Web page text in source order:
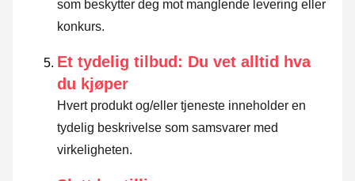
som beskytter deg mot manglende levering eller
konkurs.
Et tydelig tilbud: Du vet alltid hva
du kjøper
Hvert produkt og/eller tjeneste inneholder en
tydelig beskrivelse som samsvarer med
virkeligheten.